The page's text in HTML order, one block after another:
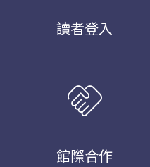
讀者登入
handshake
館際合作